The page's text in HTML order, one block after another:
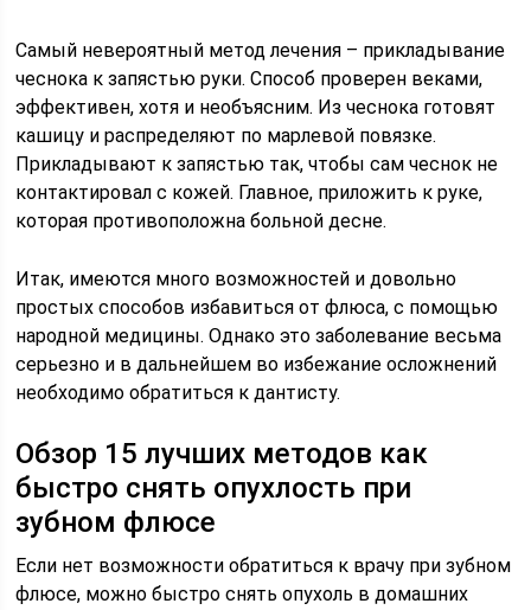
Самый невероятный метод лечения – прикладывание
чеснока к запястью руки. Способ проверен веками,
эффективен, хотя и необъясним. Из чеснока готовят
кашицу и распределяют по марлевой повязке.
Прикладывают к запястью так, чтобы сам чеснок не
контактировал с кожей. Главное, приложить к руке,
которая противоположна больной десне.
Итак, имеются много возможностей и довольно
простых способов избавиться от флюса, с помощью
народной медицины. Однако это заболевание весьма
серьезно и в дальнейшем во избежание осложнений
необходимо обратиться к дантисту.
Обзор 15 лучших методов как
быстро снять опухлость при
зубном флюсе
Если нет возможности обратиться к врачу при зубном
флюсе, можно быстро снять опухоль в домашних